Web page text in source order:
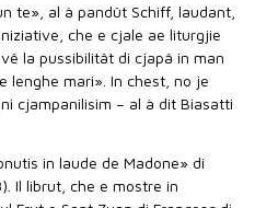
te», al à pandût Schiff, laudant,
che e cjale ae liturgjie
la pussibilitât di cjapâ in man
lenghe mari». In chest, no je
cjampanilisim – al à dit Biasatti
in laude de Madone» di
Il librut, che e mostre in